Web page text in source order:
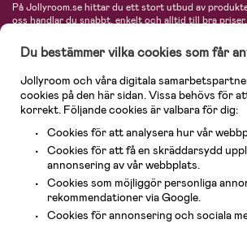
På Jollyroom.se hittar du ett stort utbud av
oss handlar du snabbt, enkelt och alltid till bra
hos oss. I vårt sortiment hittar du barnvagnar,
baby, produkter för mamman, massor av inspirerande
babyprodukter och mycket mer. Vi erbjuder
varumärken så som Britax, Maxi-Cosi, Baby Jogger,
KidKraft, Ergobaby, Philips Avent, Neonate, Cybex,
Välkommen in och kika runt i Nordens största barn-
Du bestämmer vilka cookies som får
Jollyroom och våra digitala
cookies på den här sidan. Vissa behövs för
korrekt. Följande cookies är valbara för dig:
Cookies för att analysera hur vår
Cookies för att få en skräddarsydd
annonsering av vår webbplats.
Cookies som möjliggör personliga
rekommendationer via Google.
Cookies för annonsering och sociala